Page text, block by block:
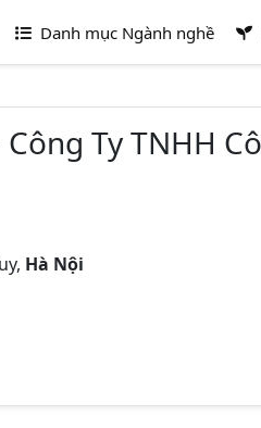
Danh mục Ngành nghề
Ty TNHH
Hà Nội